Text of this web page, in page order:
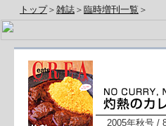
トップ＞ 雑誌 ＞ 臨時増刊一覧 ＞
2005年秋号 /